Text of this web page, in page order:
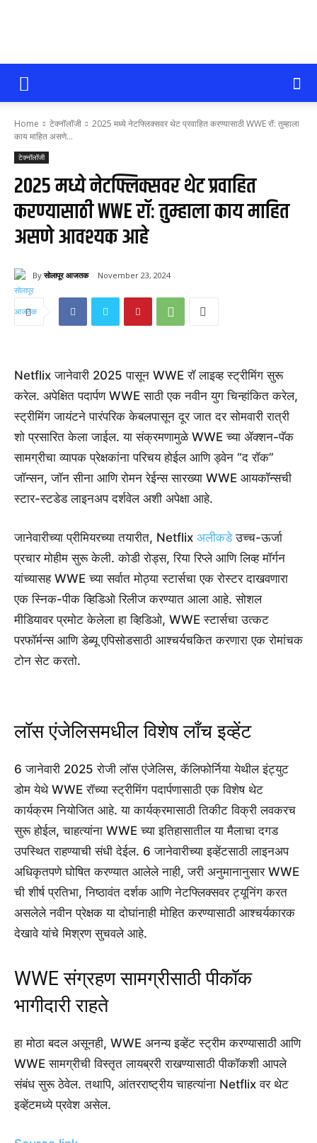
सोलापूर
आजतक
Home टेक्नॉलॉजी
2025 मध्ये नेटफ्लिक्सवर थेट प्रवाहित करण्यासाठी WWE रॉ: तुम्हाला
काय माहित असणे...
टेक्नॉलॉजी
2025 मध्ये नेटफ्लिक्सवर थेट प्रवाहित
करण्यासाठी WWE रॉ: तुम्हाला काय माहित
असणे आवश्यक आहे
By सोलापूर आजतक November 23, 2024
Netflix जानेवारी 2025 पासून WWE रॉ लाइव्ह स्ट्रीमिंग सुरू
करेल. अपेक्षित पदार्पण WWE साठी एक नवीन युग चिन्हांकित करेल,
स्ट्रीमिंग जायंटने पारंपरिक केबलपासून दूर जात दर सोमवारी रात्री
शो प्रसारित केला जाईल. या संक्रमणामुळे WWE च्या ॲक्शन-पॅक
सामग्रीचा व्यापक प्रेक्षकांना परिचय होईल आणि ड्वेन “द रॉक”
जॉन्सन, जॉन सीना आणि रोमन रेईन्स सारख्या WWE आयकॉन्सची
स्टार-स्टडेड लाइनअप दर्शवेल अशी अपेक्षा आहे.
जानेवारीच्या प्रीमियरच्या तयारीत, Netflix अलीकडेउच्च-ऊर्जा
प्रचार मोहीम सुरू केली. कोडी रोड्स, रिया रिप्ले आणि लिव्ह मॉर्गन
यांच्यासह WWE च्या सर्वात मोठ्या स्टार्सचा एक रोस्टर दाखवणारा
एक स्निक-पीक व्हिडिओ रिलीज करण्यात आला आहे. सोशल
मीडियावर प्रमोट केलेला हा व्हिडिओ, WWE स्टार्सचा उत्कट
परफॉर्मन्स आणि डेब्यू एपिसोडसाठी आश्चर्यचकित करणारा एक रोमांचक
टोन सेट करतो.
लॉस एंजेलिसमधील विशेष लाँच इव्हेंट
6 जानेवारी 2025 रोजी लॉस एंजेलिस, कॅलिफोर्निया येथील इंट्युट
डोम येथे WWE रॉच्या स्ट्रीमिंग पदार्पणासाठी एक विशेष थेट
कार्यक्रम नियोजित आहे. या कार्यक्रमासाठी तिकीट विक्री लवकरच
सुरू होईल, चाहत्यांना WWE च्या इतिहासातील या मैलाचा दगड
उपस्थित राहण्याची संधी देईल. 6 जानेवारीच्या इव्हेंटसाठी लाइनअप
अधिकृतपणे घोषित करण्यात आलेले नाही, जरी अनुमानानुसार WWE
ची शीर्ष प्रतिभा, निष्ठावंत दर्शक आणि नेटफ्लिक्सवर ट्यूनिंग करत
असलेले नवीन प्रेक्षक या दोघांनाही मोहित करण्यासाठी आश्चर्यकारक
देखावे यांचे मिश्रण सुचवले आहे.
WWE संग्रहण सामग्रीसाठी पीकॉक
भागीदारी राहते
हा मोठा बदल असूनही, WWE अनन्य इव्हेंट स्ट्रीम करण्यासाठी आणि
WWE सामग्रीची विस्तृत लायब्ररी राखण्यासाठी पीकॉकशी आपले
संबंध सुरू ठेवेल. तथापि, आंतरराष्ट्रीय चाहत्यांना Netflix वर थेट
इव्हेंटमध्ये प्रवेश असेल.